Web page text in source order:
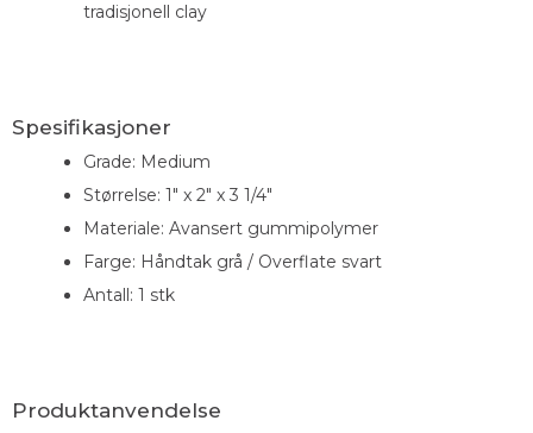
tradisjonell clay
Spesifikasjoner
Grade: Medium
Størrelse: 1" x 2" x 3 1/4"
Materiale: Avansert gummipolymer
Farge: Håndtak grå / Overflate svart
Antall: 1 stk
Produktanvendelse